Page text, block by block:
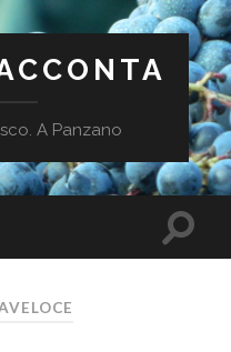
A Panzano